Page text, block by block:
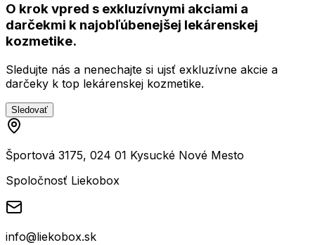
O krok vpred s exkluzívnymi akciami a
darčekmi k najobľúbenejšej lekárenskej
kozmetike.
Sledujte nás a nenechajte si ujsť exkluzívne akcie a
darčeky k top lekárenskej kozmetike.
Sledovať
Športová 3175, 024 01 Kysucké Nové Mesto
Spoločnosť Liekobox
info@liekobox.sk